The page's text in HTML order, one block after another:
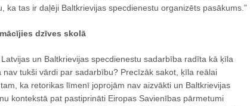
ka tas ir daļēji Baltkrievijas specdienestu organizēts pasākums.”
dzīves skolā
un Baltkrievijas specdienestu sadarbība radīta kā ķīla
nav tukši vārdi par sadarbību? Precīzāk sakot, ķīla reālai
ka retorikas līmenī joprojām nav aizvākti un Baltkrievijas
kontekstā pat pastiprināti Eiropas Savienības pārmetumi